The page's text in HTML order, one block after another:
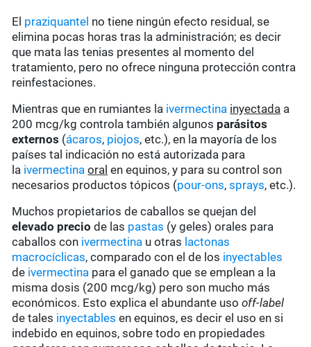
El praziquantel no tiene ningún efecto residual, se
elimina pocas horas tras la administración; es decir
que mata las tenias presentes al momento del
tratamiento, pero no ofrece ninguna protección contra
reinfestaciones.
Mientras que en rumiantes la ivermectina inyectada a
200 mcg/kg controla también algunos parásitos
externos (ácaros, piojos, etc.), en la mayoría de los
países tal indicación no está autorizada para
la ivermectina oral en equinos, y para su control son
necesarios productos tópicos (pour-ons,sprays, etc.).
Muchos propietarios de caballos se quejan del
elevado precio de las pastas (y geles) orales para
caballos con ivermectina u otras lactonas
macrocíclicas, comparado con el de los inyectables
de ivermectina para el ganado que se emplean a la
misma dosis (200 mcg/kg) pero son mucho más
económicos. Esto explica el abundante usooff-label
de tales inyectables en equinos, es decir el uso en si
indebido en equinos, sobre todo en propiedades